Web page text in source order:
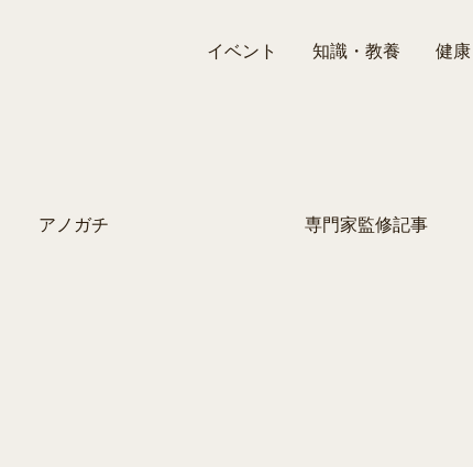
イベント 知識・教養 健康
アノガチ 専門家監修記事